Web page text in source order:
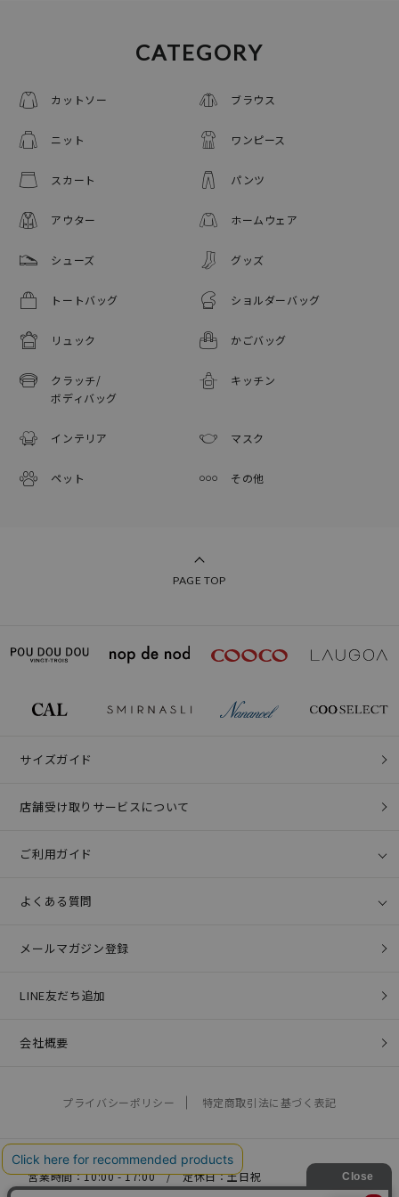
CATEGORY
カットソー ブラウス
ニット ワンピース
スカート パンツ
アウター ホームウェア
シューズ グッズ
トートバッグ ショルダーバッグ
リュック かごバッグ
クラッチ/
ボディバッグ
キッチン
インテリア マスク
ペット その他
PAGE TOP
サイズガイド
店舗受け取りサービスについて
ご利用ガイド
よくある質問
メールマガジン登録
LINE友だち追加
会社概要
プライバシーポリシー 特定商取引法に基づく表記
営業時間：10:00 - 17:00 / 定休日：土日祝